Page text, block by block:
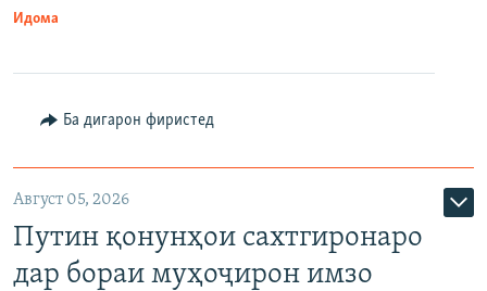
Идома
Ба дигарон фиристед
Август 05, 2026
Путин қонунҳои сахтгиронаро
дар бораи муҳоҷирон имзо